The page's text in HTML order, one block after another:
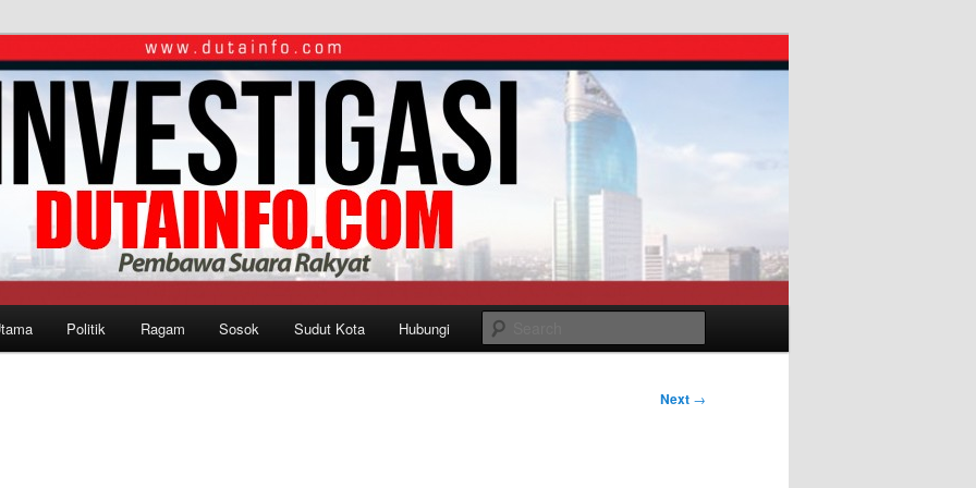
Politik Ragam Sosok Sudut Kota Hubungi
Next →